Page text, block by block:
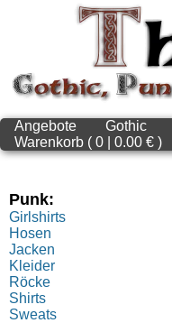
Angebote Gothic
Warenkorb ( 0 | 0.00 € )
Punk:
Girlshirts
Hosen
Jacken
Kleider
Röcke
Shirts
Sweats